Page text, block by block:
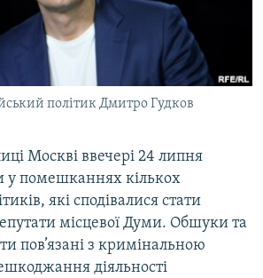
КРИМУполітик Дмитро Гудков
Москві ввечері 24 липня
у помешканнях кількох
які сподівалися стати
місцевої Думи. Обшуки та
пов’язані з кримінальною
діяльності